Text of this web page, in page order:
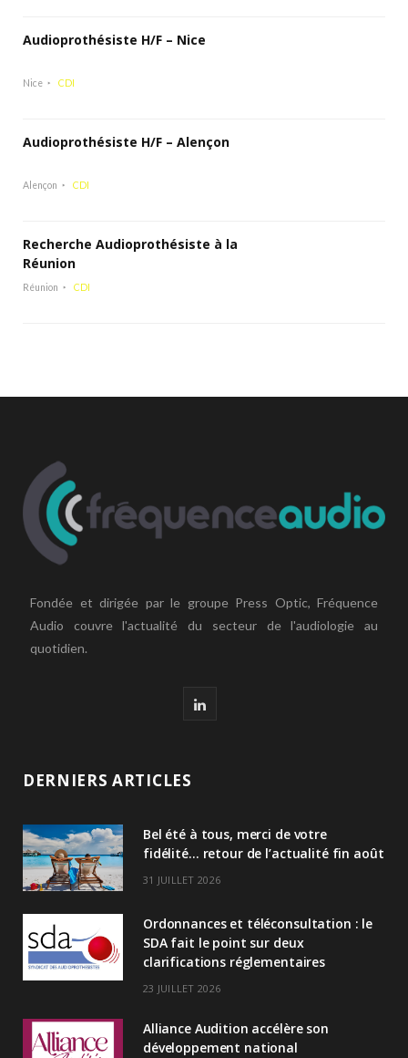
Audioprothésiste H/F – Nice
Nice CDI
Audioprothésiste H/F – Alençon
Alençon CDI
Recherche Audioprothésiste à la
Réunion
Réunion CDI
Fondée et dirigée par le groupe Press Optic, Fréquence
Audio couvre l'actualité du secteur de l'audiologie au
quotidien.
L
e
n
DERNIERS ARTICLES
Bel été à tous, merci de votre
fidélité… retour de l’actualité fin août
31 JUILLET 2026
Ordonnances et téléconsultation : le
SDA fait le point sur deux
clarifications réglementaires
23 JUILLET 2026
Alliance Audition accélère son
développement national